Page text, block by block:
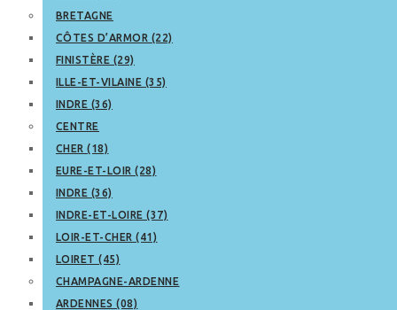
BRETAGNE
CÔTES D’ARMOR (22)
FINISTÈRE (29)
ILLE-ET-VILAINE (35)
INDRE (36)
CENTRE
CHER (18)
EURE-ET-LOIR (28)
INDRE (36)
INDRE-ET-LOIRE (37)
LOIR-ET-CHER (41)
LOIRET (45)
CHAMPAGNE-ARDENNE
ARDENNES (08)